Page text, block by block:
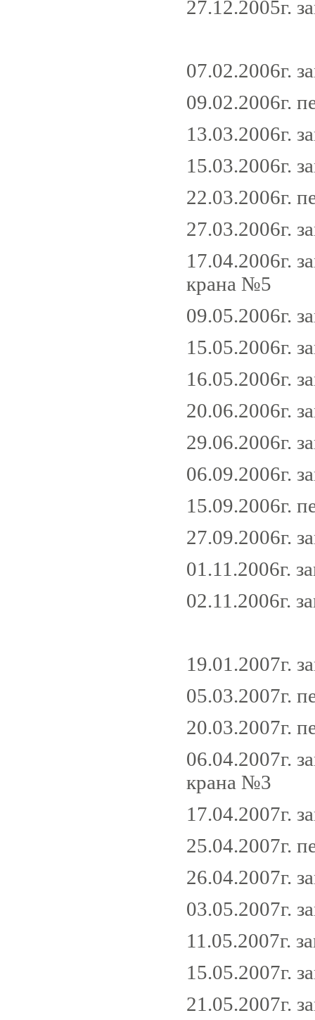
27.12.2005г.
07.02.2006г.
09.02.2006г.
13.03.2006г.
15.03.2006г.
22.03.2006г.
27.03.2006г.
17.04.2006г.
крана №5
09.05.2006г.
15.05.2006г.
16.05.2006г.
20.06.2006г.
29.06.2006г.
06.09.2006г.
15.09.2006г.
27.09.2006г.
01.11.2006г.
02.11.2006г.
19.01.2007г.
05.03.2007г.
20.03.2007г.
06.04.2007г.
крана №3
17.04.2007г.
25.04.2007г.
26.04.2007г.
03.05.2007г.
11.05.2007г.
15.05.2007г.
21.05.2007г.